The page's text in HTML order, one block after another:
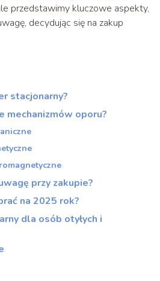
przedstawimy kluczowe aspekty,
decydując się na zakup
stacjonarny?
mechanizmów oporu?
przy zakupie?
na 2025 rok?
dla osób otyłych i